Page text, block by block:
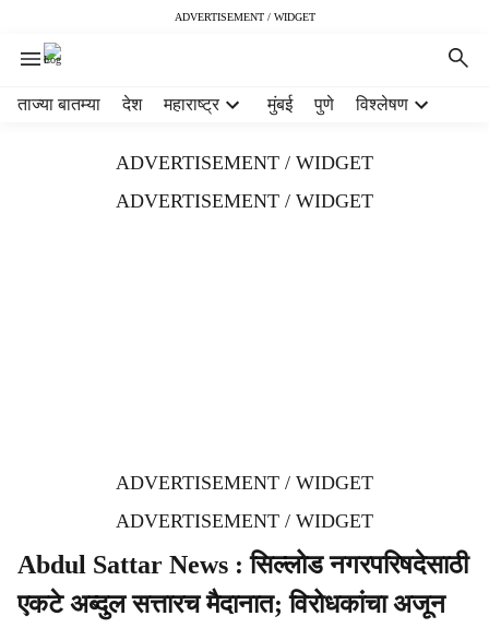
ADVERTISEMENT / WIDGET
ताज्या बातम्या देश महाराष्ट्र मुंबई पुणे विश्लेषण
ADVERTISEMENT / WIDGET
ADVERTISEMENT / WIDGET
ADVERTISEMENT / WIDGET
ADVERTISEMENT / WIDGET
Abdul Sattar News : सिल्लोड नगरपरिषदेसाठी
एकटे अब्दुल सत्तारच मैदानात; विरोधकांचा अजून